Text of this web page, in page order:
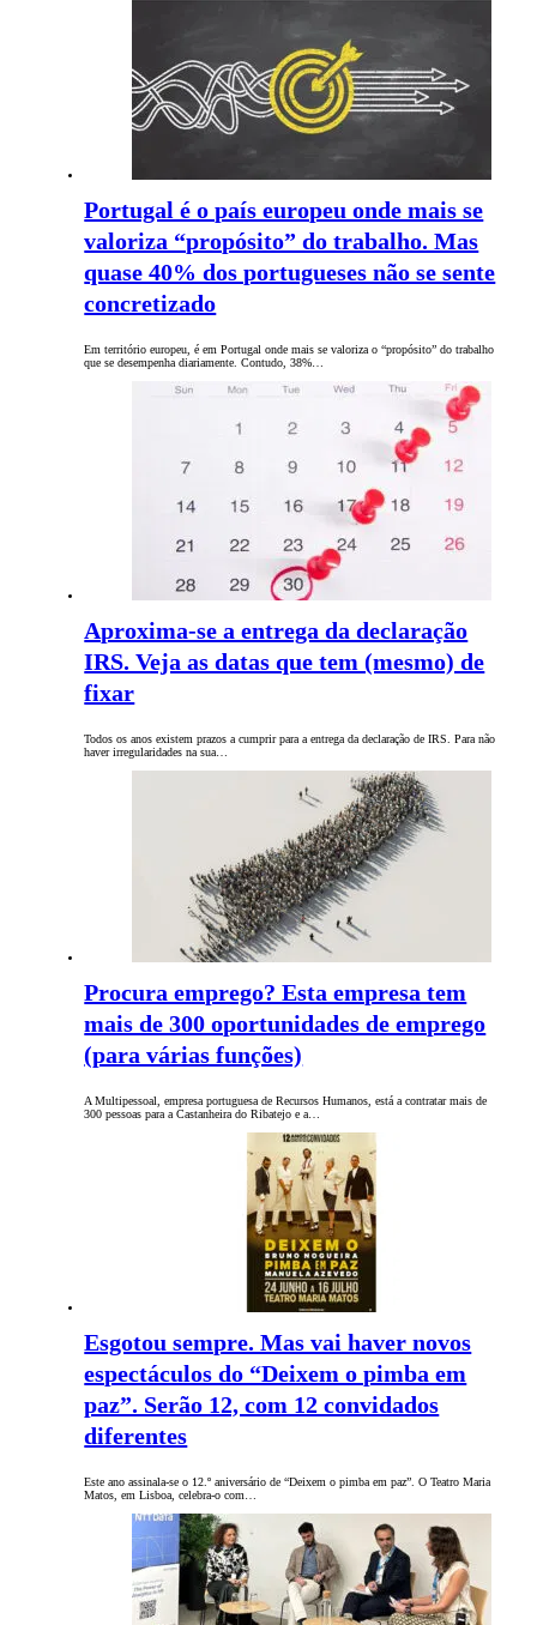
Portugal é o país europeu onde mais se
valoriza “propósito” do trabalho. Mas
quase 40% dos portugueses não se sente
concretizado
Em território europeu, é em Portugal onde mais se valoriza o “propósito” do trabalho
que se desempenha diariamente. Contudo, 38%…
Aproxima-se a entrega da declaração
IRS. Veja as datas que tem (mesmo) de
fixar
Todos os anos existem prazos a cumprir para a entrega da declaração de IRS. Para não
haver irregularidades na sua…
Procura emprego? Esta empresa tem
mais de 300 oportunidades de emprego
(para várias funções)
A Multipessoal, empresa portuguesa de Recursos Humanos, está a contratar mais de
300 pessoas para a Castanheira do Ribatejo e a…
Esgotou sempre. Mas vai haver novos
espectáculos do “Deixem o pimba em
paz”. Serão 12, com 12 convidados
diferentes
Este ano assinala-se o 12.º aniversário de “Deixem o pimba em paz”. O Teatro Maria
Matos, em Lisboa, celebra-o com…